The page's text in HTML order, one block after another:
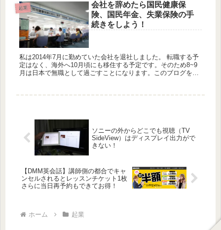
起業
会社を辞めたら国民健康保
険、国民年金、失業保険の手
続きをしよう！
私は2014年7月に勤めていた会社を退社しました。 転職する予
定はなく、海外へ10月頃にも移住する予定です。そのため8~9
月は日本で無職として過ごすことになります。このブログを見
ソニーの外からどこでも視聴（TV
SideView）はディスプレイ出力がで
きない！
【DMM英会話】講師側の都合でキャ
ンセルされるとレッスンチケット1枚
さらに当日再予約もできてお得！
ホーム 起業